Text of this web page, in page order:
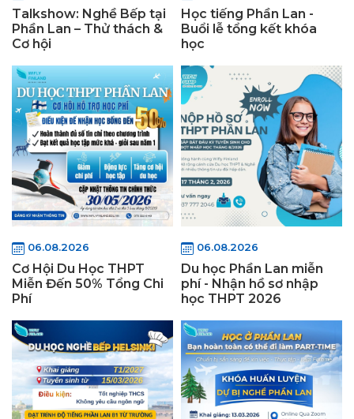
Talkshow: Nghề Bếp tại
Phần Lan – Thử thách &
Cơ hội
Học tiếng Phần Lan -
Buổi lễ tổng kết khóa
học
06.08.2026
Cơ Hội Du Học THPT
Miễn Đến 50% Tổng Chi
Phí
06.08.2026
Du học Phần Lan miễn
phí - Nhận hồ sơ nhập
học THPT 2026